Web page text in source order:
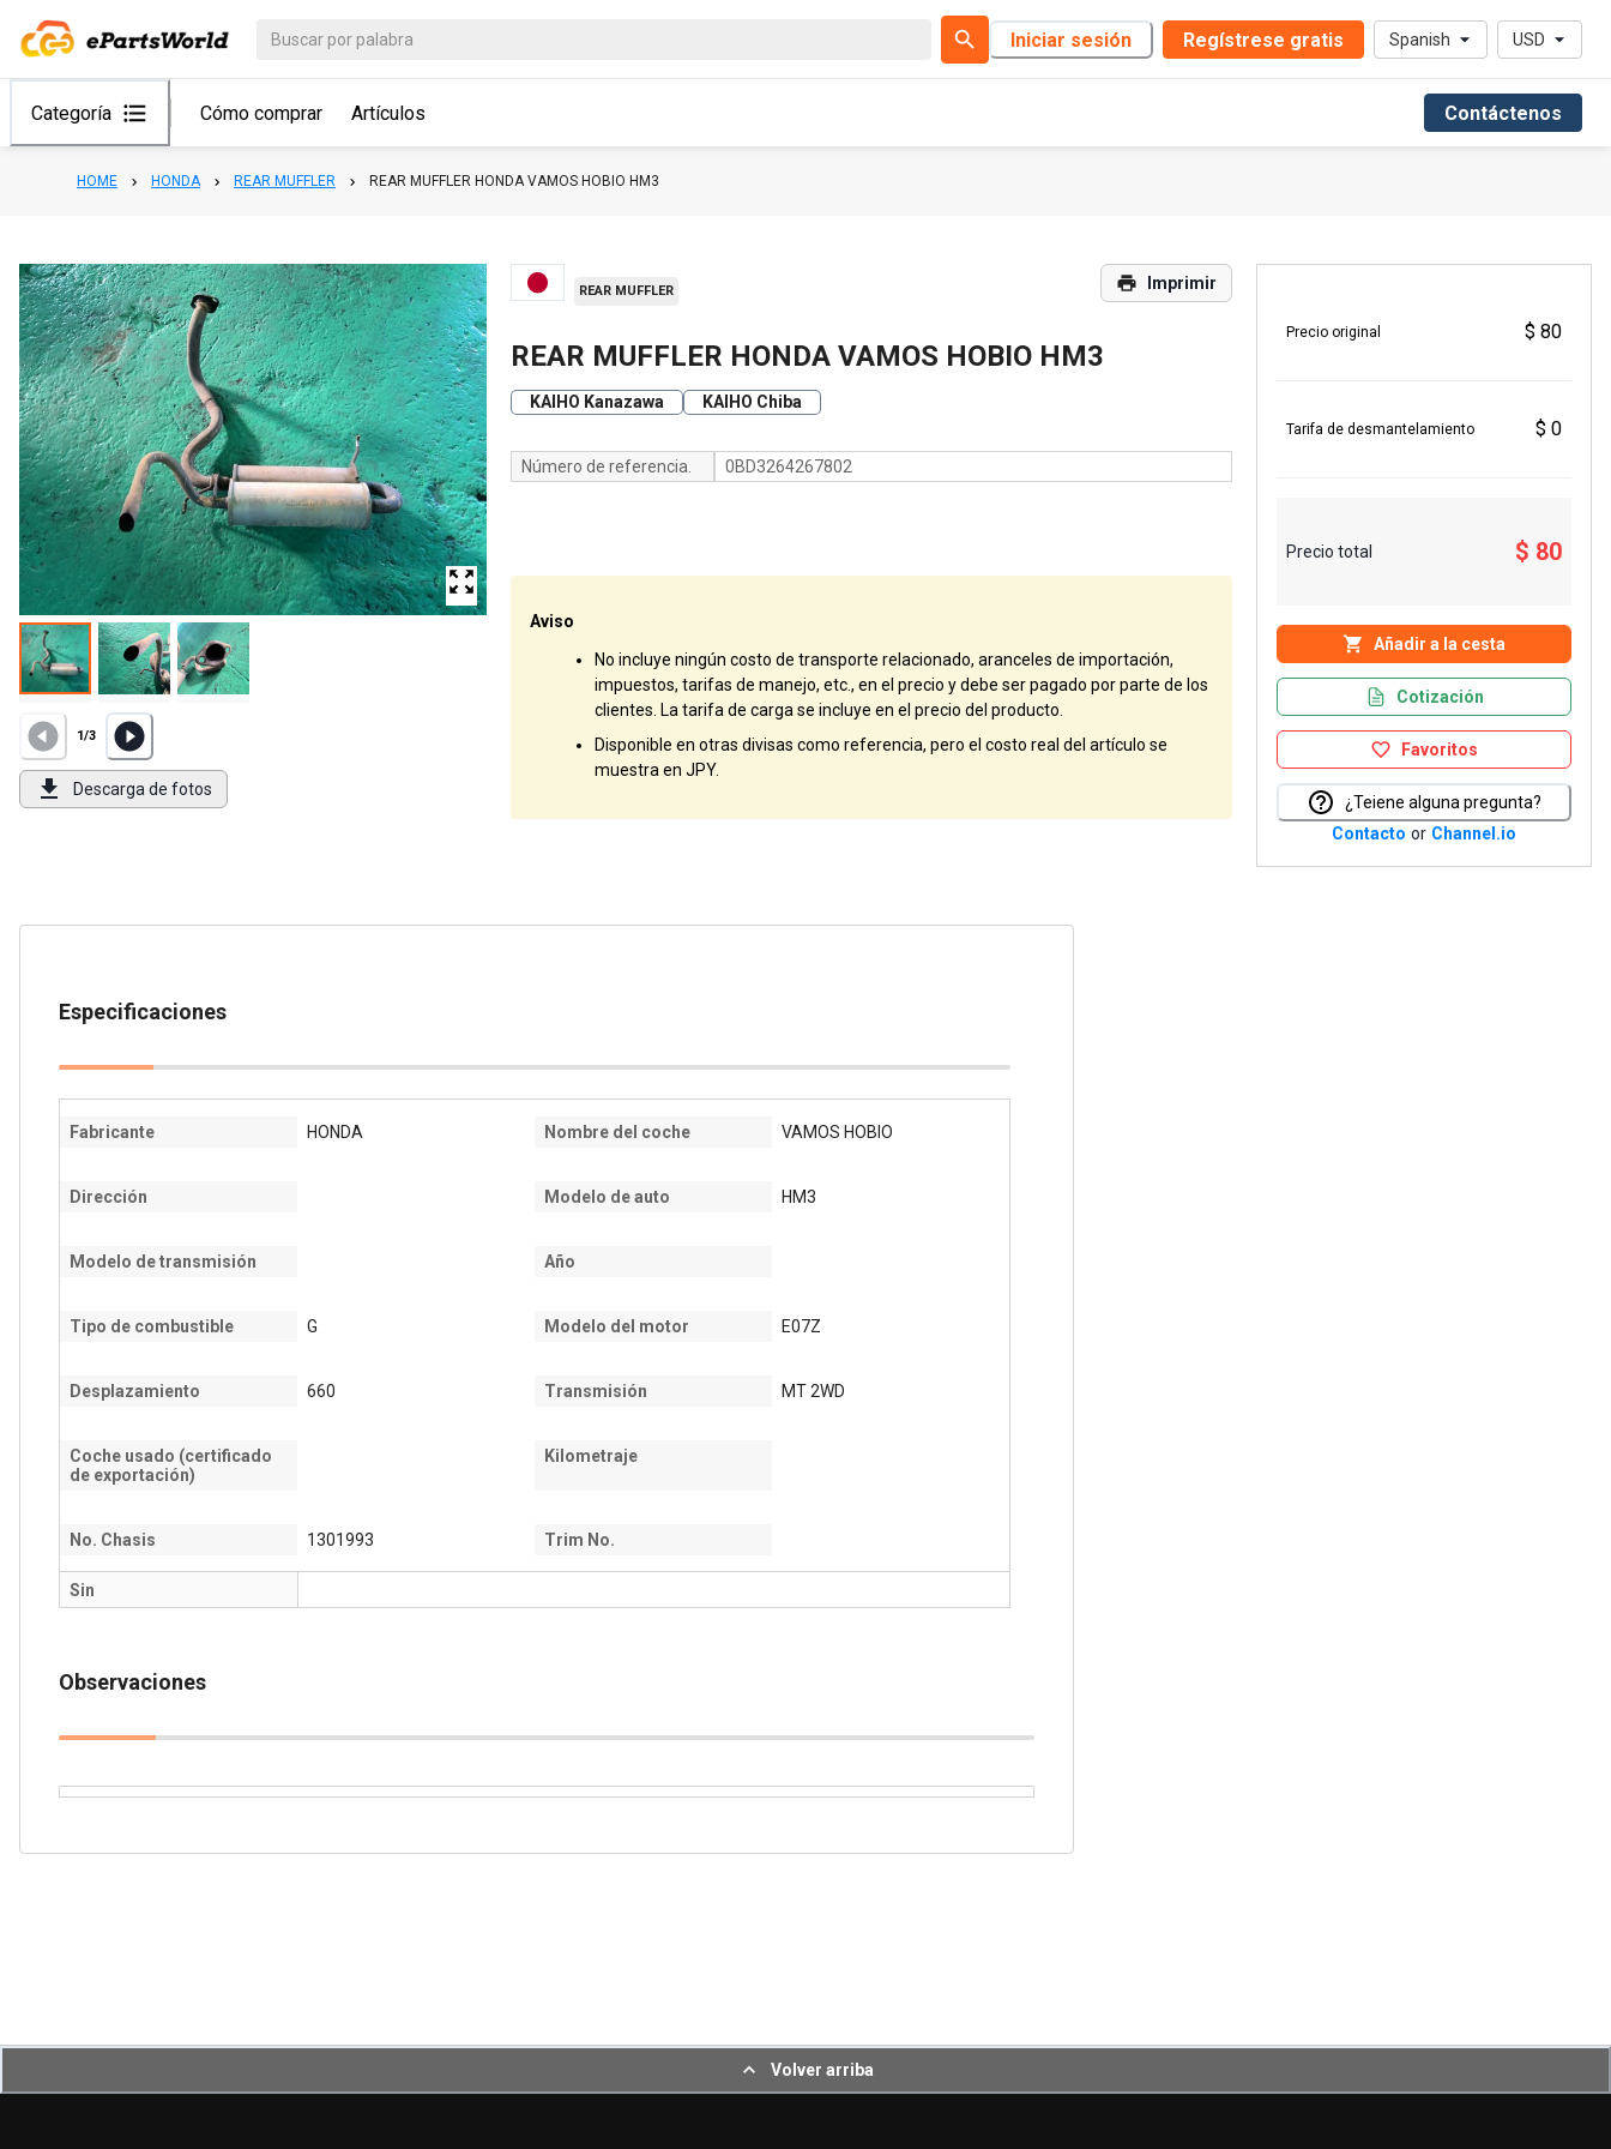
Iniciar sesión Regístrese gratis Spanish USD
Categoría Cómo comprar Artículos Contáctenos
HOME HONDA REAR MUFFLER REAR MUFFLER HONDA VAMOS HOBIO HM3
1/3
Descarga de fotos
REAR MUFFLER Imprimir
REAR MUFFLER HONDA VAMOS HOBIO HM3
KAIHO Kanazawa KAIHO Chiba
Número de referencia. 0BD3264267802
Aviso
No incluye ningún costo de transporte relacionado, aranceles de importación,
impuestos, tarifas de manejo, etc., en el precio y debe ser pagado por parte de los
clientes. La tarifa de carga se incluye en el precio del producto.
Disponible en otras divisas como referencia, pero el costo real del artículo se
muestra en JPY.
Precio original $ 80
Tarifa de desmantelamiento $ 0
Precio total $ 80
Añadir a la cesta
Cotización
Favoritos
¿Teiene alguna pregunta?
Contacto or Channel.io
Especificaciones
Fabricante HONDA Nombre del coche VAMOS HOBIO
Dirección Modelo de auto HM3
Modelo de transmisión Año
Tipo de combustible G Modelo del motor E07Z
Desplazamiento 660 Transmisión MT 2WD
Coche usado (certificado
de exportación)
Kilometraje
No. Chasis 1301993 Trim No.
Sin
Observaciones
Volver arriba